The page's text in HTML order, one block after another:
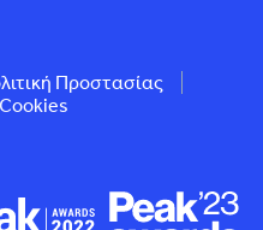
Προστασίας